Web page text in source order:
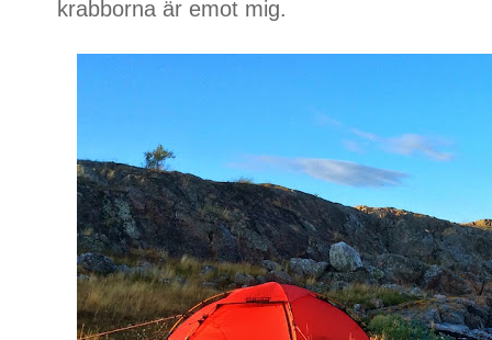
krabborna är emot mig.